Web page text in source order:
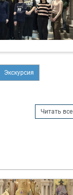
Экскурсия
Читать все